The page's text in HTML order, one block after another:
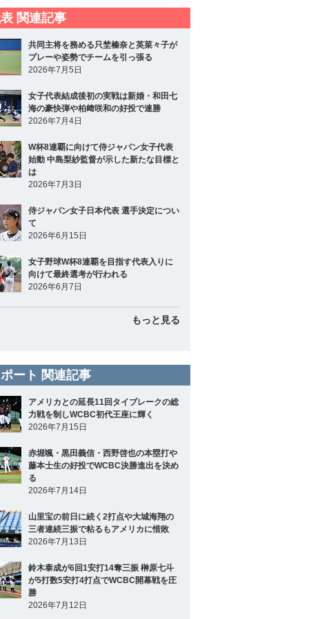
関連記事
共同主将を務める只埜榛奈と英菜々子が
プレーや姿勢でチームを引っ張る
2026年7月5日
女子代表結成後初の実戦は新婚・和田七
海の豪快弾や柏﨑咲和の好投で連勝
2026年7月4日
W杯8連覇に向けて侍ジャパン女子代表
始動 中島梨紗監督が示した新たな目標と
は
2026年7月3日
侍ジャパン女子日本代表 選手決定につい
て
2026年6月15日
女子野球W杯8連覇を目指す代表入りに
向けて最終選考が行われる
2026年6月7日
もっと見る
ート 関連記事
アメリカとの延長11回タイブレークの総
力戦を制しWCBC初代王座に輝く
2026年7月15日
赤堀颯・黒田義信・西野啓也の本塁打や
藤本士生の好投でWCBC決勝進出を決め
る
2026年7月14日
山里宝の前日に続く2打点や大城海翔の
三者連続三振で粘るもアメリカに惜敗
2026年7月13日
鈴木泰成が6回1安打14奪三振 榊原七斗
が5打数5安打4打点でWCBC開幕戦を圧
勝
2026年7月12日